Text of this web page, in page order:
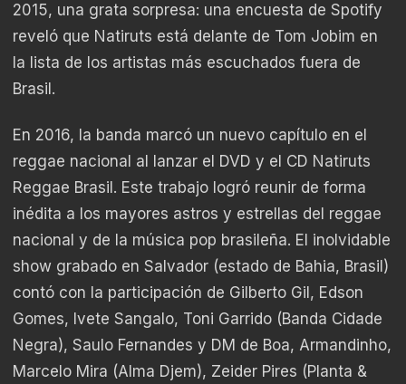
2015, una grata sorpresa: una encuesta de Spotify
reveló que Natiruts está delante de Tom Jobim en
la lista de los artistas más escuchados fuera de
Brasil.
En 2016, la banda marcó un nuevo capítulo en el
reggae nacional al lanzar el DVD y el CD Natiruts
Reggae Brasil. Este trabajo logró reunir de forma
inédita a los mayores astros y estrellas del reggae
nacional y de la música pop brasileña. El inolvidable
show grabado en Salvador (estado de Bahia, Brasil)
contó con la participación de Gilberto Gil, Edson
Gomes, Ivete Sangalo, Toni Garrido (Banda Cidade
Negra), Saulo Fernandes y DM de Boa, Armandinho,
Marcelo Mira (Alma Djem), Zeider Pires (Planta &